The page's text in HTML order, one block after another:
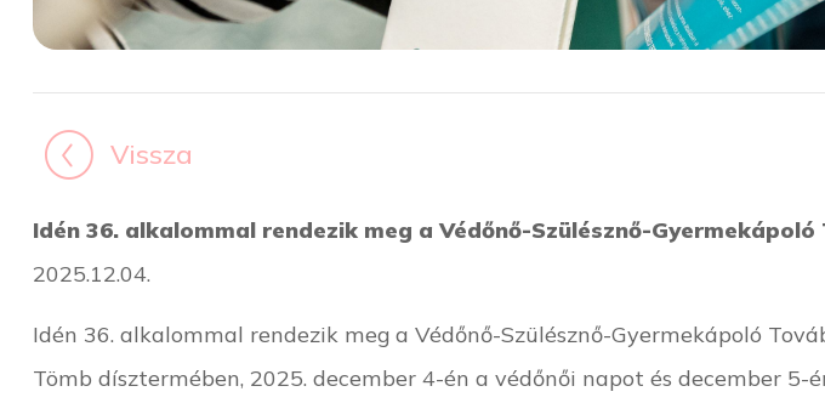
Vissza
Idén 36. alkalommal rendezik meg a Védőnő-Szülésznő-
2025.12.04.
Idén 36. alkalommal rendezik meg a Védőnő-Szülésznő-Gyermekápoló
Tömb dísztermében, 2025. december 4-én a védőnői napot és december 5-